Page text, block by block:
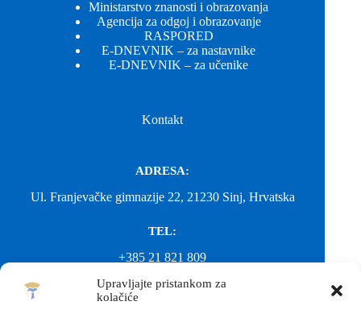
Upravljajte pristankom za
kolačiće
Ministarstvo znanosti i obrazovanja
Agencija za odgoj i obrazovanje
RASPORED
E-DNEVNIK – za nastavnike
E-DNEVNIK – za učenike
Kontakt
ADRESA:
Ul. Franjevačke gimnazije 22, 21230 Sinj, Hrvatska
TEL:
+385 21 821 809
EMAIL: